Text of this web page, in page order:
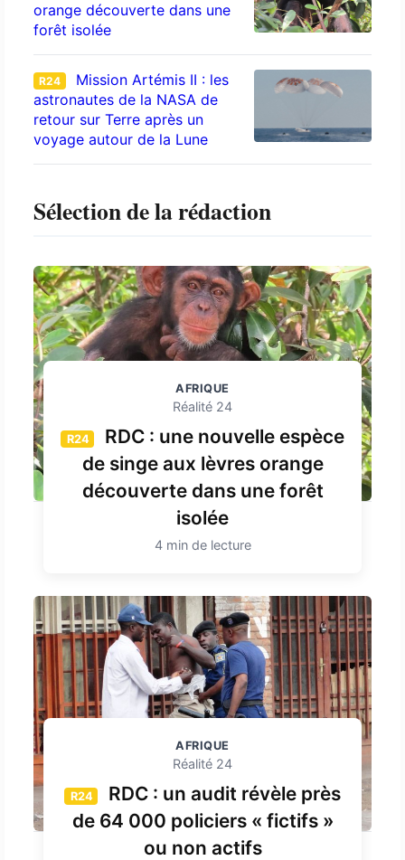
orange découverte dans une
forêt isolée
R24
Mission Artémis II : les
astronautes de la NASA de
retour sur Terre après un
voyage autour de la Lune
Sélection de la rédaction
AFRIQUE
Réalité 24
R24
RDC : une nouvelle espèce
de singe aux lèvres orange
découverte dans une forêt
isolée
4 min de lecture
AFRIQUE
Réalité 24
R24
RDC : un audit révèle près
de 64 000 policiers « fictifs »
ou non actifs